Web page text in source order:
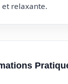
relaxante.